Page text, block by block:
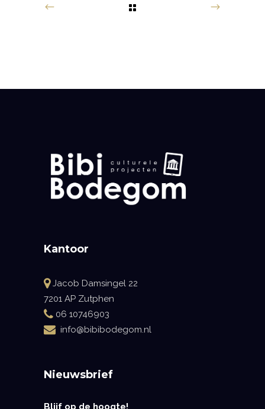
Kantoor
Jacob Damsingel 22
7201 AP Zutphen
06 10746903
info@bibibodegom.nl
Nieuwsbrief
Blijf op de hoogte!